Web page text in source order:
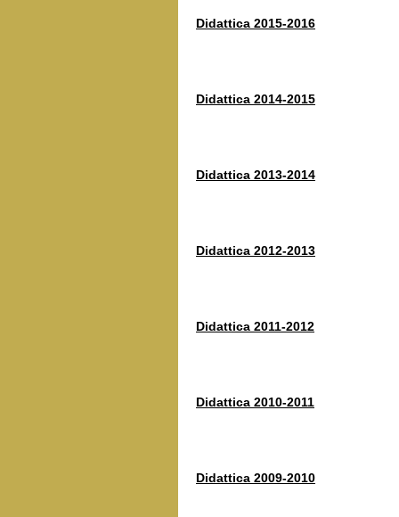
Didattica 2015-2016
Didattica 2014-2015
Didattica 2013-2014
Didattica 2012-2013
Didattica 2011-2012
Didattica 2010-2011
Didattica 2009-2010